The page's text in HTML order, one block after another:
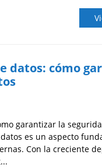
datos: cómo
garantizar la
es un aspecto
Con la creciente